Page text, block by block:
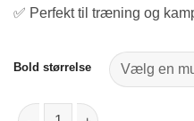
✅ Perfekt til træning og
Bold størrelse
Molten 3500 C7 - Blå/hvid antal